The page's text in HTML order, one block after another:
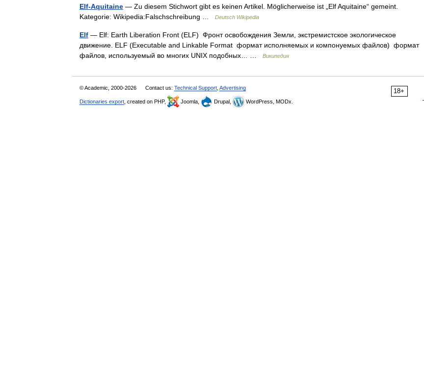
Elf-Aquitaine — Zu diesem Stichwort gibt es keinen Artikel. Möglicherweise ist „Elf Aquitaine“ gemeint.
Kategorie: Wikipedia:Falschschreibung …
Deutsch Wikipedia
Elf — Elf: Earth Liberation Front (ELF) Фронт освобождения Земли, экстремистское экологическое
движение. ELF (Executable and Linkable Format формат исполняемых и компонуемых файлов) формат
файлов, используемый во многих UNIX подобных… …
Википедия
18+
© Academic, 2000-2026 Contact us: Technical Support Advertising
Dictionaries export , created on PHP, Joomla, Drupal, WordPress, MODx.